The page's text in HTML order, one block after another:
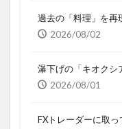
過去の「料理」を再
2026/08/02
瀑下げの「キオクシ
2026/08/01
FXトレーダーに取